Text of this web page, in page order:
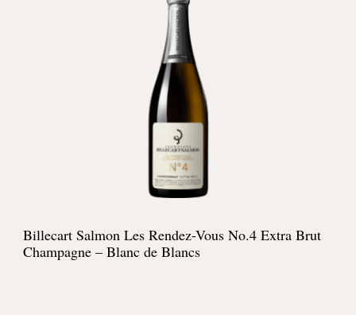
Billecart Salmon Les Rendez-Vous No.4 Extra Brut
Champagne – Blanc de Blancs